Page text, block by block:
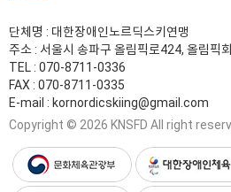
단체명 : 대한장애인노르딕스키연맹
주소 : 서울시 송파구 올림픽로424, 올림픽
TEL : 070-8711-0336
FAX : 070-8711-0335
E-mail : kornordicskiing@gmail.com
Copyright © 2026 KNSFD All right